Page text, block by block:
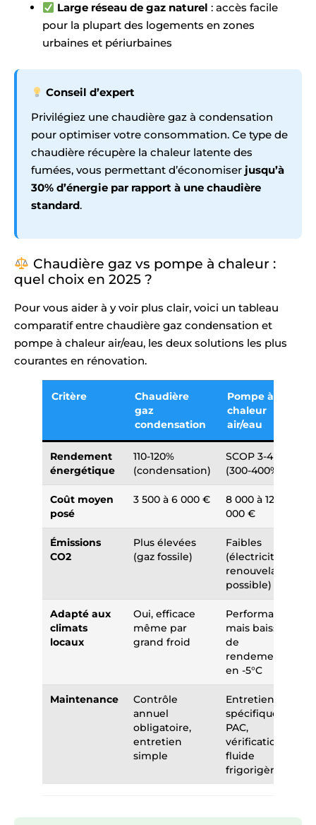
Large réseau de gaz naturel : accès facile
pour la plupart des logements en zones
urbaines et périurbaines
Conseil d’expert
Privilégiez une chaudière gaz à condensation
pour optimiser votre consommation. Ce type de
chaudière récupère la chaleur latente des
fumées, vous permettant d’économiser jusqu’à
30% d’énergie par rapport à une chaudière
standard.
Chaudière gaz vs pompe à chaleur :
quel choix en 2025 ?
Pour vous aider à y voir plus clair, voici un tableau
comparatif entre chaudière gaz condensation et
pompe à chaleur air/eau, les deux solutions les plus
courantes en rénovation.
Critère
Chaudière
gaz
condensation
Pompe à
chaleur
air/eau
Rendement
énergétique
110-120%
(condensation)
SCOP 3-4
(300-400%)
Coût moyen
posé
3 500 à 6 000 €
8 000 à 12
000 €
Émissions
CO2
Plus élevées
(gaz fossile)
Faibles
(électricité,
renouvelable
possible)
Adapté aux
climats
locaux
Oui, efficace
même par
grand froid
Performante
mais baisse
de
rendement
en -5°C
Maintenance
Contrôle
annuel
obligatoire,
entretien
simple
Entretien
spécifique
PAC,
vérification
fluide
frigorigène